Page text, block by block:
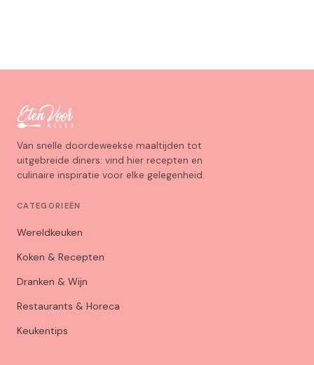
Van snelle doordeweekse maaltijden tot
uitgebreide diners: vind hier recepten en
culinaire inspiratie voor elke gelegenheid.
CATEGORIEËN
Wereldkeuken
Koken & Recepten
Dranken & Wijn
Restaurants & Horeca
Keukentips